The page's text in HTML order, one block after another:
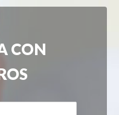
CON